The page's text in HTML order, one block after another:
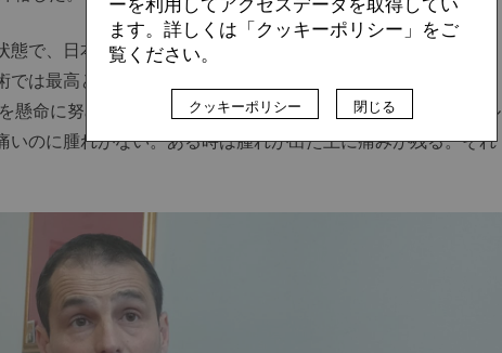
で、日本のドクターは手術を担当したくなかった。私はクロ
は最高とされるスイス人医師を紹介してもらったんだ。復帰
懸命に努めた。しかし、早くに復帰したがために膝にトラブル
いのに腫れがない。ある時は腫れが出た上に痛みが残る。それ
ーを利用してアクセスデータを取得してい
ます。詳しくは「クッキーポリシー」をご
覧ください。
クッキーポリシー 閉じる